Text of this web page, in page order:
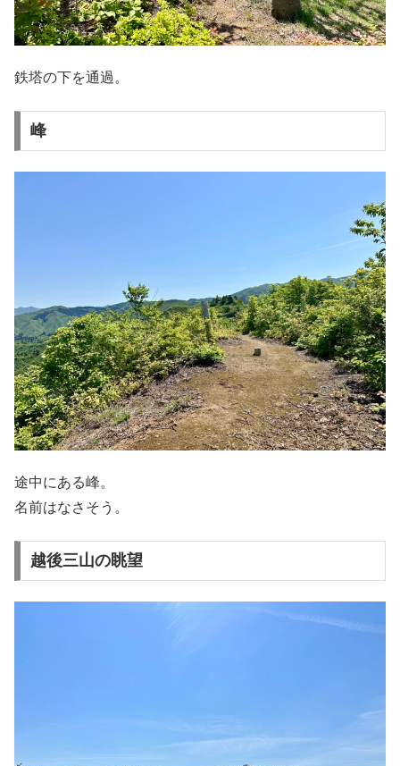
鉄塔の下を通過。
峰
途中にある峰。
名前はなさそう。
越後三山の眺望